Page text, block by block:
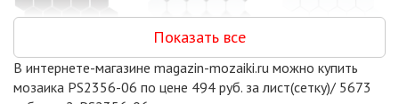
PIX611
керамогранит
OCTAGON SMALL
WHITE/BLACK
HEXAGON SMALL
WHITE MATT
Показать все
В интернете-магазине magazin-mozaiki.ru можно купить
мозаика PS2356-06 по цене 494 руб. за лист(сетку)/ 5673